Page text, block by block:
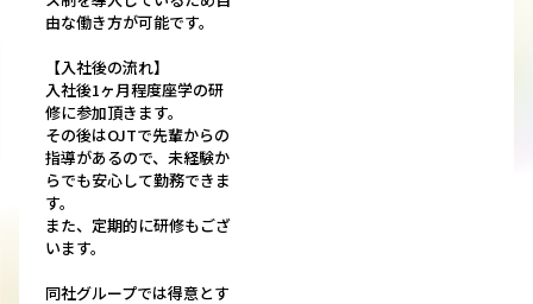
由な働き方が可能です。
【入社後の流れ】
入社後1ヶ月程度座学の研
修に参加頂きます。
その後はOJTで先輩からの
指導があるので、未経験か
らでも安心して勤務できま
す。
また、定期的に研修もござ
います。
同社グループでは得意とす